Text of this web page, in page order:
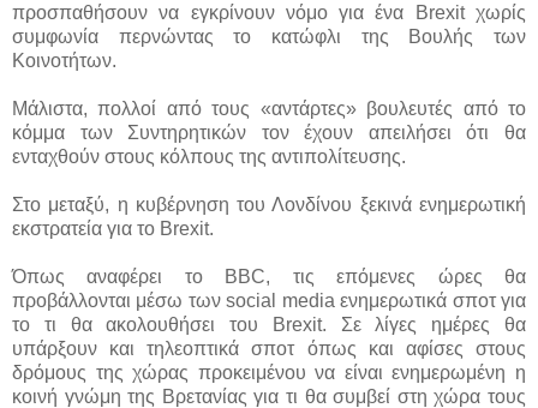
προσπαθήσουν να εγκρίνουν νόμο για ένα Brexit χωρίς
συμφωνία περνώντας το κατώφλι της Βουλής των
Κοινοτήτων.
Μάλιστα, πολλοί από τους «αντάρτες» βουλευτές από το
κόμμα των Συντηρητικών τον έχουν απειλήσει ότι θα
ενταχθούν στους κόλπους της αντιπολίτευσης.
Στο μεταξύ, η κυβέρνηση του Λονδίνου ξεκινά ενημερωτική
εκστρατεία για το Brexit.
Όπως αναφέρει το BBC, τις επόμενες ώρες θα
προβάλλονται μέσω των social media ενημερωτικά σποτ για
το τι θα ακολουθήσει του Brexit. Σε λίγες ημέρες θα
υπάρξουν και τηλεοπτικά σποτ όπως και αφίσες στους
δρόμους της χώρας προκειμένου να είναι ενημερωμένη η
κοινή γνώμη της Βρετανίας για τι θα συμβεί στη χώρα τους